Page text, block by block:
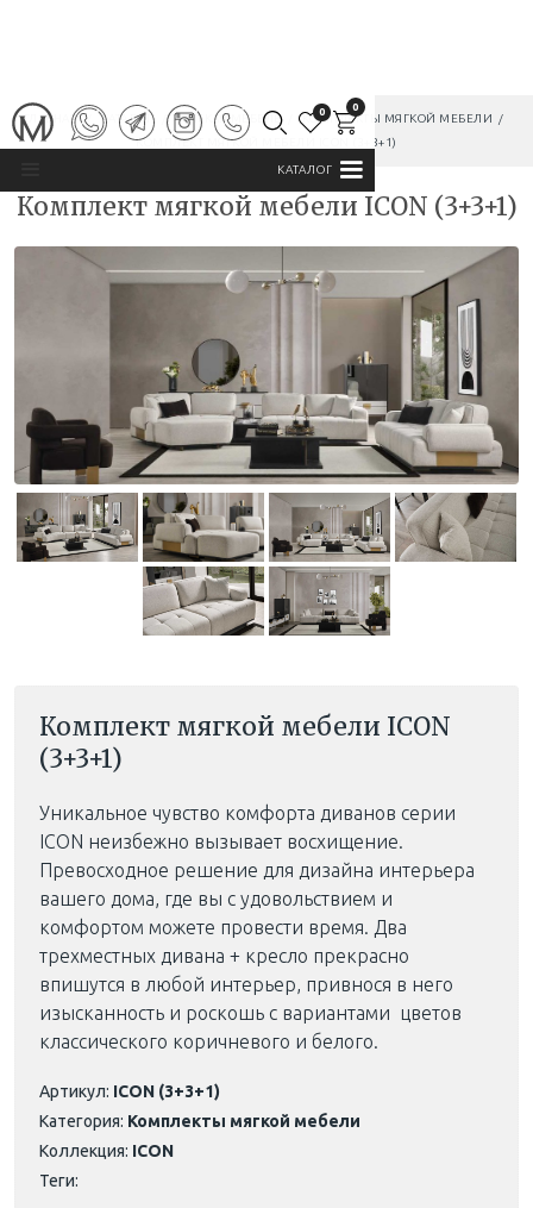
0 0
КАТАЛОГ
ГЛАВНАЯ / КАТАЛОГ / МЯГКАЯ МЕБЕЛЬ КОМПЛЕКТЫ МЯГКОЙ МЕБЕЛИ
/
КОМПЛЕКТ МЯГКОЙ МЕБЕЛИ ICON (3+3+1)
Комплект мягкой мебели ICON (3+3+1)
Комплект мягкой мебели ICON
(3+3+1)
Уникальное чувство комфорта диванов серии
ICON неизбежно вызывает восхищение.
Превосходное решение для дизайна интерьера
вашего дома, где вы с удовольствием и
комфортом можете провести время. Два
трехместных дивана + кресло прекрасно
впишутся в любой интерьер, привнося в него
изысканность и роскошь с вариантами цветов
классического коричневого и белого.
Артикул: ICON (3+3+1)
Категория: Комплекты мягкой мебели
Коллекция: ICON
Теги: